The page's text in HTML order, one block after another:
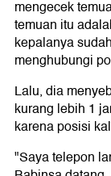
mengecek
temuan itu
kepalanya
menghubungi
Lalu, dia
kurang lebih 1
karena posisi
"Saya telepon